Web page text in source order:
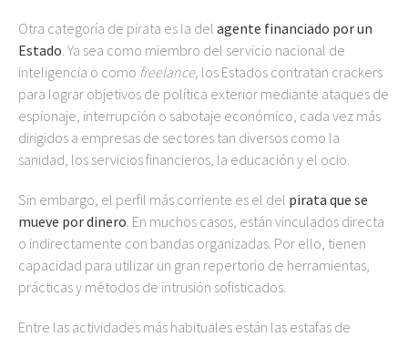
Otra categoría de pirata es la del agente financiado por un
Estado. Ya sea como miembro del servicio nacional de
inteligencia o como freelance, los Estados contratan crackers
para lograr objetivos de política exterior mediante ataques de
espionaje, interrupción o sabotaje económico, cada vez más
dirigidos a empresas de sectores tan diversos como la
sanidad, los servicios financieros, la educación y el ocio.
Sin embargo, el perfil más corriente es el del pirata que se
mueve por dinero. En muchos casos, están vinculados directa
o indirectamente con bandas organizadas. Por ello, tienen
capacidad para utilizar un gran repertorio de herramientas,
prácticas y métodos de intrusión sofisticados.
Entre las actividades más habituales están las estafas de